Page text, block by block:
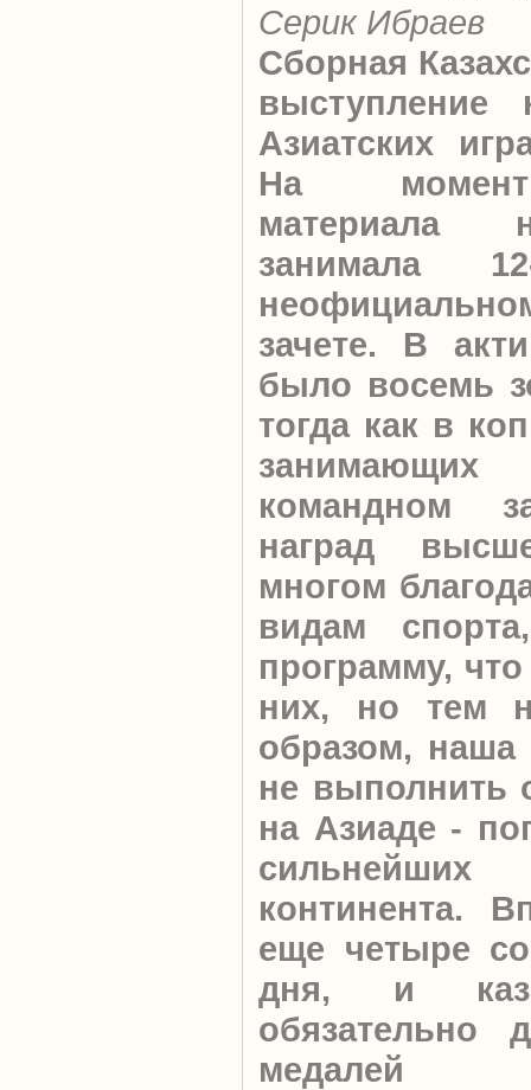
Серик Ибраев
Сборная
выступление
Азиатских
На момент
материала
занимала
зачете. В
было восемь
тогда как в
командном
наград
многом
видам
программу,
них, но тем
образом, наша
не выполнить
на Азиаде -
континента.
еще четыре
дня, и
обязательно
медалей